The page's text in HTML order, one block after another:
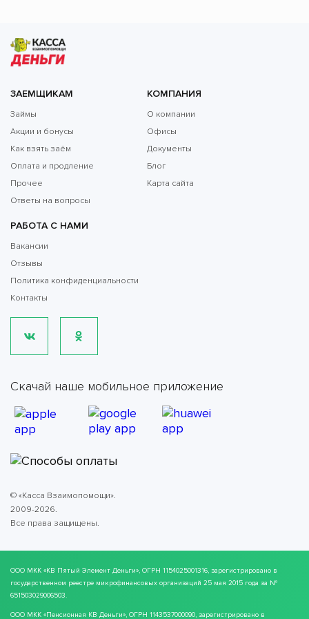
ЗАЕМЩИКАМ
Займы
Акции и бонусы
Как взять заём
Оплата и продление
Прочее
Ответы на вопросы
КОМПАНИЯ
О компании
Офисы
Документы
Блог
Карта сайта
РАБОТА С НАМИ
Вакансии
Отзывы
Политика конфиденциальности
Контакты
Скачай наше мобильное приложение
© «Касса Взаимопомощи».
2009-2026.
Все права защищены.
ООО МКК «КВ Пятый Элемент Деньги», ОГРН 1154025001316, зарегистрировано в
государственном реестре микрофинансовых организаций 25 мая 2015 года за №
651503029006503.
ООО МКК «Пенсионная КВ Деньги», ОГРН 1143537000090, зарегистрировано в